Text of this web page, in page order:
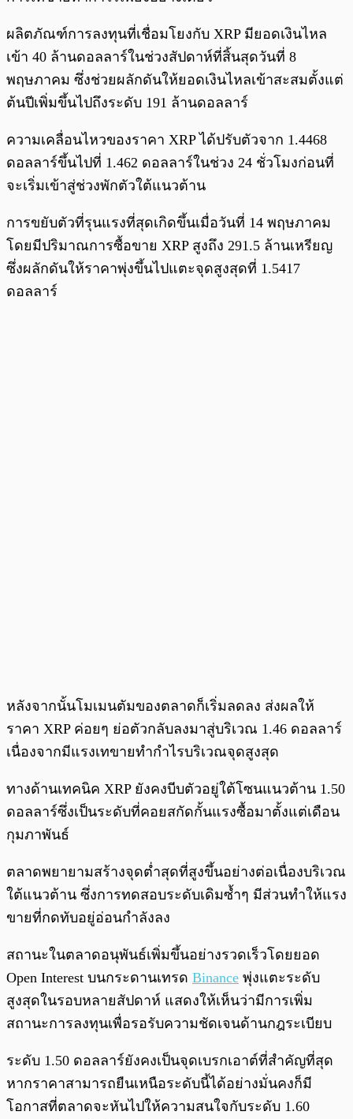
ผลิตภัณฑ์การลงทุนที่เชื่อมโยงกับ XRP มียอดเงินไหล
เข้า 40 ล้านดอลลาร์ในช่วงสัปดาห์ที่สิ้นสุดวันที่ 8
พฤษภาคม ซึ่งช่วยผลักดันให้ยอดเงินไหลเข้าสะสมตั้งแต่
ต้นปีเพิ่มขึ้นไปถึงระดับ 191 ล้านดอลลาร์
ความเคลื่อนไหวของราคา XRP ได้ปรับตัวจาก 1.4468
ดอลลาร์ขึ้นไปที่ 1.462 ดอลลาร์ในช่วง 24 ชั่วโมงก่อนที่
จะเริ่มเข้าสู่ช่วงพักตัวใต้แนวต้าน
การขยับตัวที่รุนแรงที่สุดเกิดขึ้นเมื่อวันที่ 14 พฤษภาคม
โดยมีปริมาณการซื้อขาย XRP สูงถึง 291.5 ล้านเหรียญ
ซึ่งผลักดันให้ราคาพุ่งขึ้นไปแตะจุดสูงสุดที่ 1.5417
ดอลลาร์
หลังจากนั้นโมเมนตัมของตลาดก็เริ่มลดลง ส่งผลให้
ราคา XRP ค่อยๆ ย่อตัวกลับลงมาสู่บริเวณ 1.46 ดอลลาร์
เนื่องจากมีแรงเทขายทำกำไรบริเวณจุดสูงสุด
ทางด้านเทคนิค XRP ยังคงบีบตัวอยู่ใต้โซนแนวต้าน 1.50
ดอลลาร์ซึ่งเป็นระดับที่คอยสกัดกั้นแรงซื้อมาตั้งแต่เดือน
กุมภาพันธ์
ตลาดพยายามสร้างจุดต่ำสุดที่สูงขึ้นอย่างต่อเนื่องบริเวณ
ใต้แนวต้าน ซึ่งการทดสอบระดับเดิมซ้ำๆ มีส่วนทำให้แรง
ขายที่กดทับอยู่อ่อนกำลังลง
สถานะในตลาดอนุพันธ์เพิ่มขึ้นอย่างรวดเร็วโดยยอด
Open Interest บนกระดานเทรด Binance พุ่งแตะระดับ
สูงสุดในรอบหลายสัปดาห์ แสดงให้เห็นว่ามีการเพิ่ม
สถานะการลงทุนเพื่อรอรับความชัดเจนด้านกฎระเบียบ
ระดับ 1.50 ดอลลาร์ยังคงเป็นจุดเบรกเอาต์ที่สำคัญที่สุด
หากราคาสามารถยืนเหนือระดับนี้ได้อย่างมั่นคงก็มี
โอกาสที่ตลาดจะหันไปให้ความสนใจกับระดับ 1.60